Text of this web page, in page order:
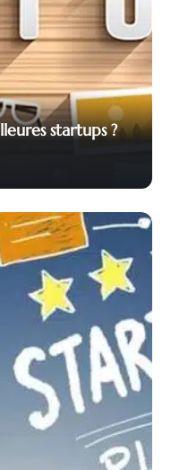
startups ?